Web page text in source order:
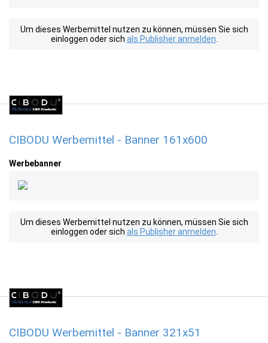
Um dieses Werbemittel nutzen zu können, müssen Sie sich
einloggen oder sich als Publisher anmelden
CIBODU Werbemittel - Banner 161x600
Werbebanner
Um dieses Werbemittel nutzen zu können, müssen Sie sich
einloggen oder sich als Publisher anmelden
CIBODU Werbemittel - Banner 321x51